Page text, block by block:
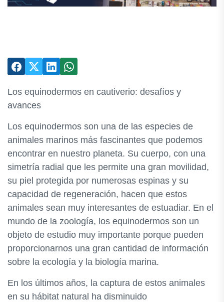
Los equinodermos en cautiverio: desafíos y
avances
Los equinodermos son una de las especies de
animales marinos más fascinantes que podemos
encontrar en nuestro planeta. Su cuerpo, con una
simetría radial que les permite una gran movilidad,
su piel protegida por numerosas espinas y su
capacidad de regeneración, hacen que estos
animales sean muy interesantes de estuadiar. En el
mundo de la zoología, los equinodermos son un
objeto de estudio muy importante porque pueden
proporcionarnos una gran cantidad de información
sobre la ecología y la biología marina.
En los últimos años, la captura de estos animales
en su hábitat natural ha disminuido